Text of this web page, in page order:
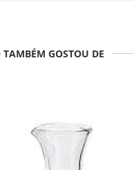
GOSTOU DE